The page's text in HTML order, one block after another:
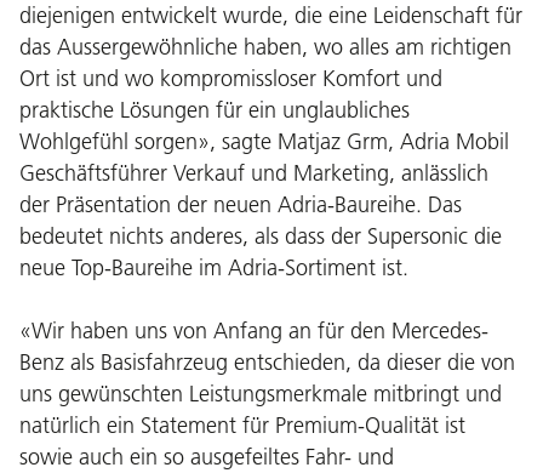
diejenigen entwickelt wurde, die eine Leidenschaft für
das Aussergewöhnliche haben, wo alles am richtigen
Ort ist und wo kompromissloser Komfort und
praktische Lösungen für ein unglaubliches
Wohlgefühl sorgen», sagte Matjaz Grm, Adria Mobil
Geschäftsführer Verkauf und Marketing, anlässlich
der Präsentation der neuen Adria-Baureihe. Das
bedeutet nichts anderes, als dass der Supersonic die
neue Top-Baureihe im Adria-Sortiment ist.
«Wir haben uns von Anfang an für den Mercedes-
Benz als Basisfahrzeug entschieden, da dieser die von
uns gewünschten Leistungsmerkmale mitbringt und
natürlich ein Statement für Premium-Qualität ist
sowie auch ein so ausgefeiltes Fahr- und